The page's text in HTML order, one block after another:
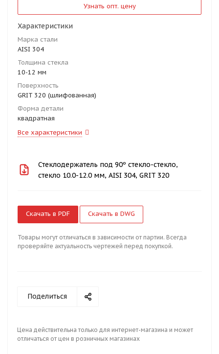
Узнать опт. цену
Характеристики
Марка стали
AISI 304
Толщина стекла
10-12 мм
Поверхность
GRIT 320 (шлифованная)
Форма детали
квадратная
Все характеристики
Стеклодержатель под 90º стекло-стекло,
стекло 10.0-12.0 мм, AISI 304, GRIT 320
Скачать в PDF Скачать в DWG
Товары могут отличаться в зависимости от партии. Всегда
проверяйте актуальность чертежей перед покупкой.
Поделиться
Цена действительна только для интернет-магазина и может
отличаться от цен в розничных магазинах